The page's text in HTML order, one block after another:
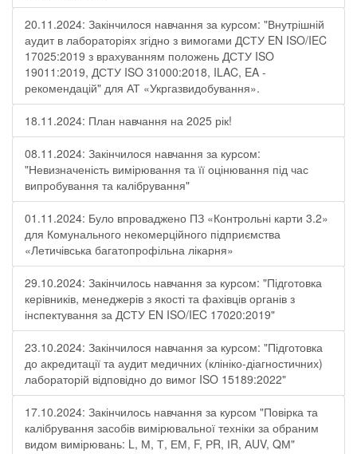
20.11.2024: Закінчилося навчання за курсом: "Внутрішній
аудит в лабораторіях згідно з вимогами ДСТУ EN ISO/IEC
17025:2019 з врахуванням положень ДСТУ ISO
19011:2019, ДСТУ ISO 31000:2018, ILAC, EA -
рекомендацій" для АТ «Укргазвидобування».
18.11.2024: План навчання на 2025 рік!
08.11.2024: Закінчилося навчання за курсом:
"Невизначеність вимірювання та її оцінювання під час
випробування та калібрування"
01.11.2024: Було впроваджено ПЗ «Контрольні карти 3.2»
для Комунального некомерційного підприємства
«Летичівська багатопрофільна лікарня»
29.10.2024: Закінчилось навчання за курсом: "Підготовка
керівників, менеджерів з якості та фахівців органів з
інспектування за ДСТУ EN ISO/IEC 17020:2019"
23.10.2024: Закінчилося навчання за курсом: "Підготовка
до акредитації та аудит медичних (клініко-діагностичних)
лабораторій відповідно до вимог ISO 15189:2022"
17.10.2024: Закінчилось навчання за курсом "Повірка та
калібрування засобів вимірювальної техніки за обраним
видом вимірювань: L, М, Т, ЕМ, F, РR, ІR, АUV, QМ"